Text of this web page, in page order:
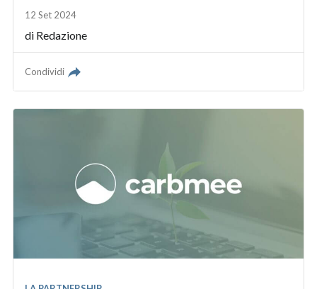
12 Set 2024
di Redazione
Condividi